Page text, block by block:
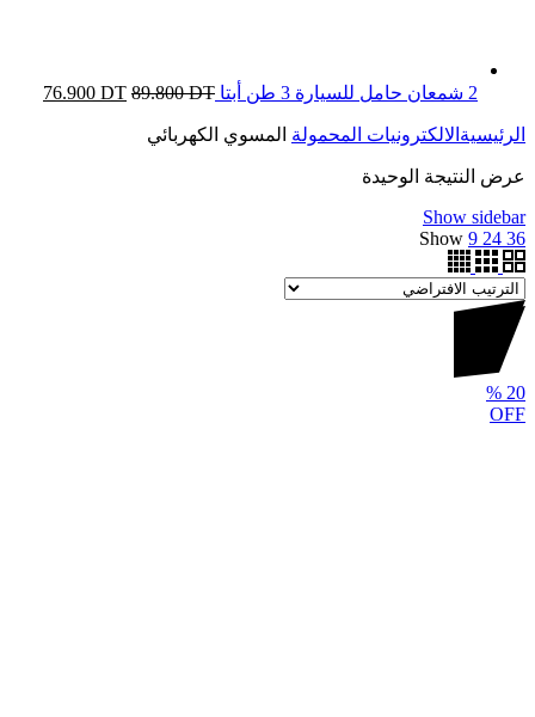
2 شمعان حامل للسيارة 3 طن أبتا 89.800DT
76.900 DT
الرئيسية الالكترونيات المحمولة المسوي الكهربائي
عرض النتيجة الوحيدة
Show sidebar
Show 9 24 36
20
%
OFF